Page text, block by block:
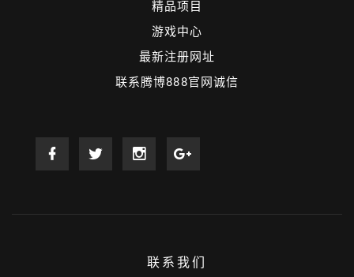
精品项目
游戏中心
最新注册网址
联系腾博888官网诚信
联系我们